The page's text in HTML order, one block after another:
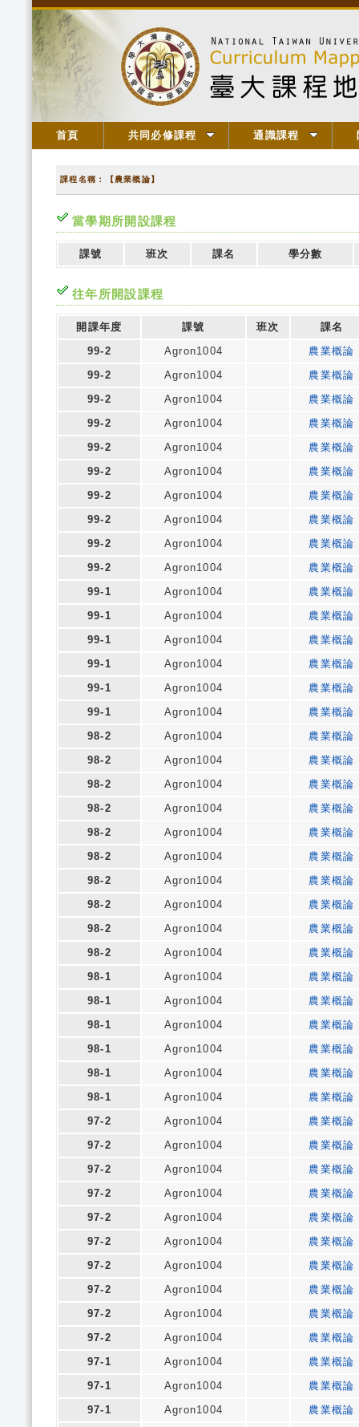
首頁 共同必修課程 通識課程
課程名稱：【農業概論】
當學期所開設課程
課號 班次 課名 學分數
往年所開設課程
開課年度 課號 班次
課名
99-2
Agron1004
農業概論
99-2
Agron1004
農業概論
99-2
Agron1004
農業概論
99-2
Agron1004
農業概論
99-2
Agron1004
農業概論
99-2
Agron1004
農業概論
99-2
Agron1004
農業概論
99-2
Agron1004
農業概論
99-2
Agron1004
農業概論
99-2
Agron1004
農業概論
99-1
Agron1004
農業概論
99-1
Agron1004
農業概論
99-1
Agron1004
農業概論
99-1
Agron1004
農業概論
99-1
Agron1004
農業概論
99-1
Agron1004
農業概論
98-2
Agron1004
農業概論
98-2
Agron1004
農業概論
98-2
Agron1004
農業概論
98-2
Agron1004
農業概論
98-2
Agron1004
農業概論
98-2
Agron1004
農業概論
98-2
Agron1004
農業概論
98-2
Agron1004
農業概論
98-2
Agron1004
農業概論
98-2
Agron1004
農業概論
98-1
Agron1004
農業概論
98-1
Agron1004
農業概論
98-1
Agron1004
農業概論
98-1
Agron1004
農業概論
98-1
Agron1004
農業概論
98-1
Agron1004
農業概論
97-2
Agron1004
農業概論
97-2
Agron1004
農業概論
97-2
Agron1004
農業概論
97-2
Agron1004
農業概論
97-2
Agron1004
農業概論
97-2
Agron1004
農業概論
97-2
Agron1004
農業概論
97-2
Agron1004
農業概論
97-2
Agron1004
農業概論
97-2
Agron1004
農業概論
97-1
Agron1004
農業概論
97-1
Agron1004
農業概論
97-1
Agron1004
農業概論